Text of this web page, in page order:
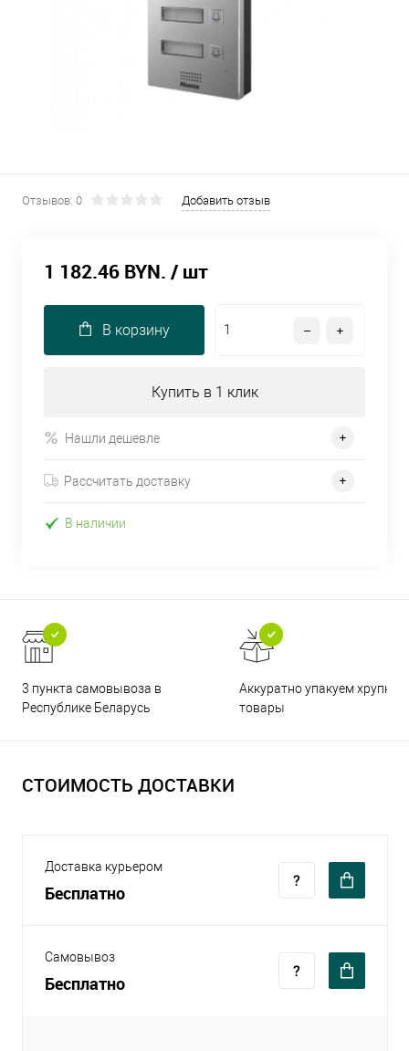
Отзывов: 0 Добавить отзыв
1 182.46 BYN. / шт
В корзину
Купить в 1 клик
Нашли дешевле
Рассчитать доставку
В наличии
3 пункта самовывоза в
Республике Беларусь
Аккуратно упакуем хрупкие
товары
СТОИМОСТЬ ДОСТАВКИ
Доставка курьером
Бесплатно
Самовывоз
Бесплатно